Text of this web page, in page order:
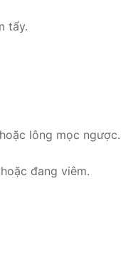
tẩy.
lông mọc ngược.
đang viêm.